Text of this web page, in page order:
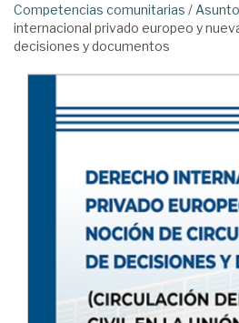
Competencias comunitarias /
internacional privado europeo y
decisiones y documentos